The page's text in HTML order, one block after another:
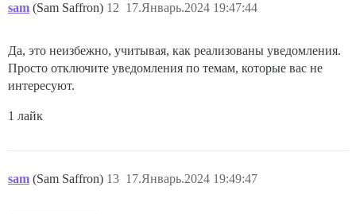
sam (Sam Saffron) 17.Январь.2024 19:47:44
12
Да, это неизбежно, учитывая, как реализованы уведомления.
Просто отключите уведомления по темам, которые вас не
интересуют.
1 лайк
sam (Sam Saffron) 17.Январь.2024 19:49:47
13